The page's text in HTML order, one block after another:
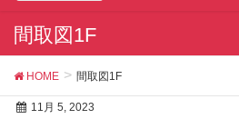
間取図1F
HOME 間取図1F
11月 5, 2023